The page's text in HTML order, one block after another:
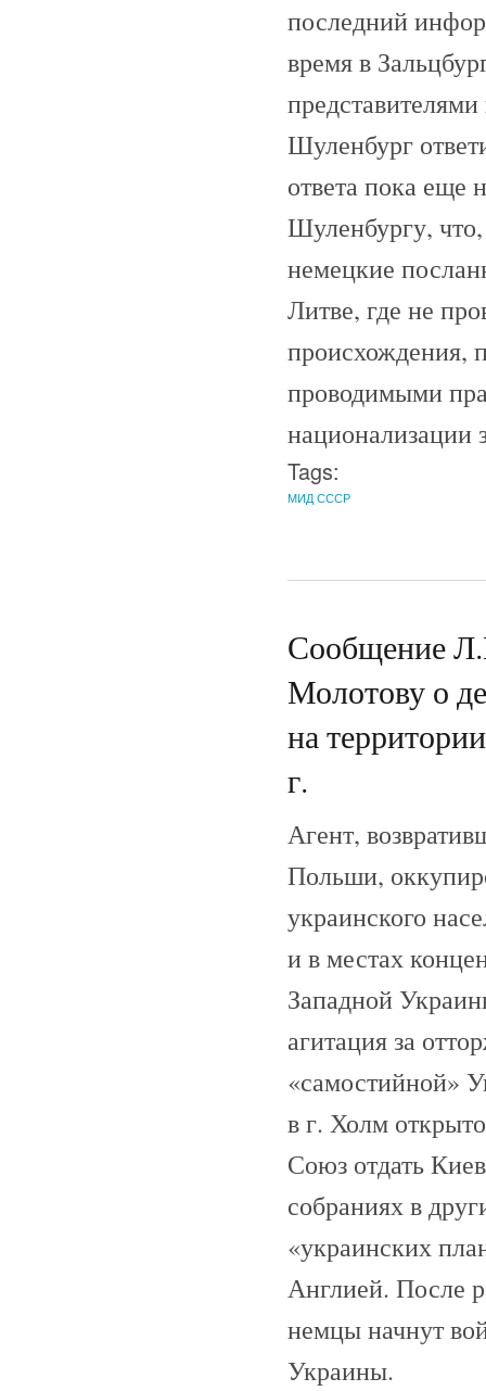
последний
время в
Шуленбург
ответа пока еще
Шуленбургу,
немецкие
Литве, где не
происхождения,
проводимыми
национализации
Tags:
МИД СССР
Сообщение
Молотову о
на
г.
Агент,
Польши,
украинского
и в местах
Западной
агитация за
«самостийной»
в г. Холм
Союз отдать
собраниях в
«украинских
Англией. После
немцы начнут
Украины.